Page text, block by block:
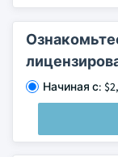
Начиная с: